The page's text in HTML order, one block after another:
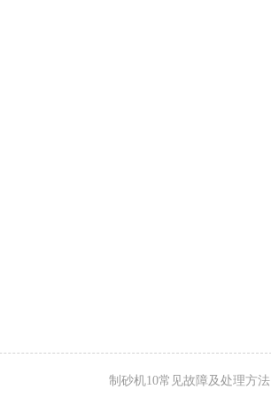
制砂机10常见故障及处理方法